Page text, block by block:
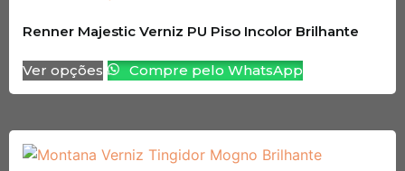
Renner Majestic Verniz PU Piso Incolor Brilhante
Ver opções Compre pelo WhatsApp